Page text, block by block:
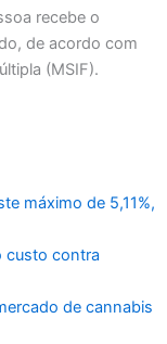
recebe o
de acordo com
(MSIF).
máximo de 5,11%,
custo contra
de cannabis